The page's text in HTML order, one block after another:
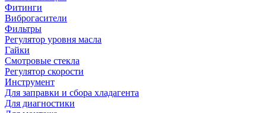
Фитинги
Виброгасители
Фильтры
Регулятор уровня масла
Гайки
Смотровые стекла
Регулятор скорости
Инструмент
Для заправки и сбора хладагента
Для диагностики